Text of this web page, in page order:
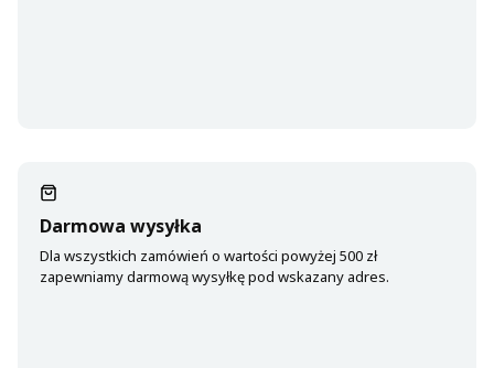
Darmowa wysyłka
Dla wszystkich zamówień o wartości powyżej 500 zł
zapewniamy darmową wysyłkę pod wskazany adres.